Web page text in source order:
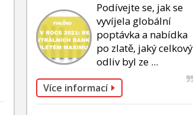
Podívejte se, jak se
vyvíjela globální
poptávka a nabídka
po zlatě, jaký celkový
odliv byl ze ...
Více informací